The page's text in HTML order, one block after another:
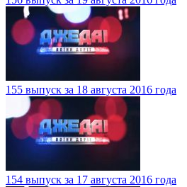
155 выпуск за 18 августа 2016 года
154 выпуск за 17 августа 2016 года